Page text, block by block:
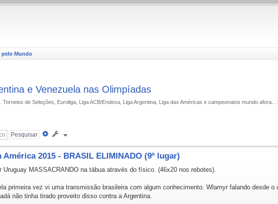
pelo Mundo
e Venezuela nas Olimpíadas
de Seleções, Euroliga, Liga ACB/Endesa, Liga Argentina, Liga das Américas e campeonatos mundo
Pesquisa
América 2015 - BRASIL ELIMINADO (9º lugar)
Uruguay MASSACRANDO na tábua através do físico. (46x20 nos rebotes).
primeira vez vi uma transmissão brasileira com algum conhecimento. Wlamyr falando desde
não tinha tirado proveito disso contra a Argentina.